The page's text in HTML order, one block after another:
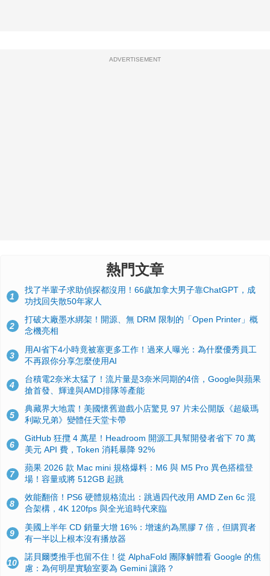
ADVERTISEMENT
熱門文章
1
找了半輩子求助偵探都沒用！66歲加拿大男子靠ChatGPT，成
功找回失散50年家人
2
打破大廠墨水綁架！開源、無 DRM 限制的「Open Printer」概
念機亮相
3
用AI省下4小時竟被塞更多工作！過來人曝光：為什麼優秀員工
不再跟你分享怎麼使用AI
4
台積電2奈米太猛了！流片量是3奈米同期的4倍，Google與蘋果
搶首發、輝達與AMD排隊等產能
5
典藏界大地震！美國懷舊遊戲小店驚見 97 片未公開版《超級瑪
利歐兄弟》變體任天堂卡帶
6
GitHub 狂攬 4 萬星！Headroom 開源工具幫開發者省下 70 萬
美元 API 費，Token 消耗暴降 92%
7
蘋果 2026 款 Mac mini 規格爆料：M6 與 M5 Pro 異色搭檔登
場！容量或將 512GB 起跳
8
效能翻倍！PS6 硬體規格流出：跳過四代改用 AMD Zen 6c 混
合架構，4K 120fps 與全光追時代來臨
9
美國上半年 CD 銷量大增 16%：增速約為黑膠 7 倍，但購買者
有一半以上根本沒有播放器
10
諾貝爾獎推手也留不住！從 AlphaFold 團隊解體看 Google 的焦
慮：為何明星實驗室要為 Gemini 讓路？